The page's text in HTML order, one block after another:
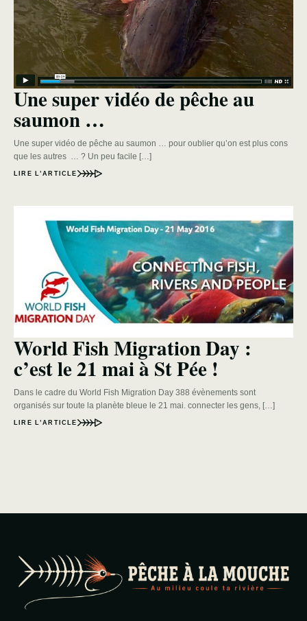
Une super vidéo de pêche au
saumon …
Une super vidéo de pêche au saumon … pour oublier qu’on est plus cons
que les autres … ? Un peu facile […]
LIRE L’ARTICLE
World Fish Migration Day :
c’est le 21 mai à St Pée !
Dans le cadre du World Fish Migration Day 388 évènements sont
organisés sur toute la planète bleue le 21 mai. connecter les gens, […]
LIRE L’ARTICLE